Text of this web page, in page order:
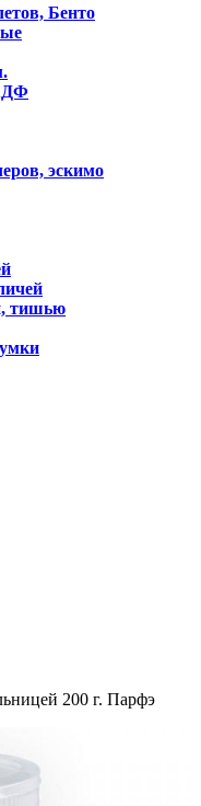
Бенто
эскимо
тишью
200 г. Парфэ